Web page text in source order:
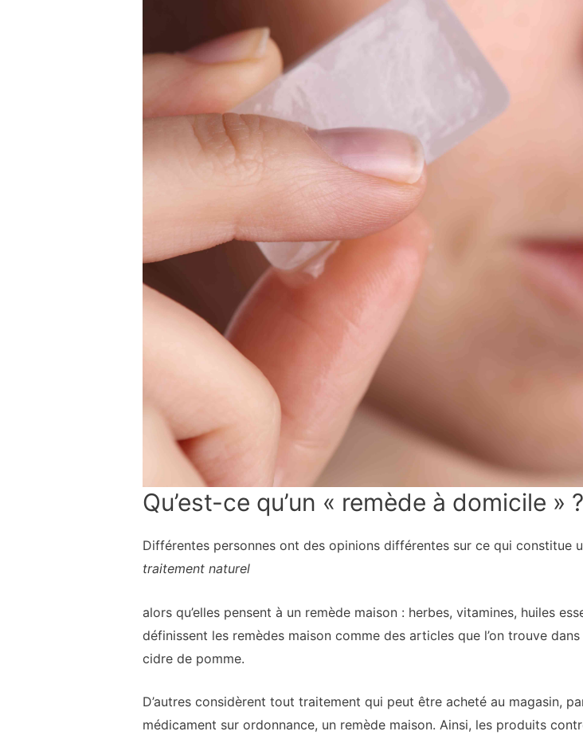
Qu’est-ce qu’un « remède à domicile » ?
Différentes personnes ont des opinions différentes sur ce qui constitue
traitement naturel
alors qu’elles pensent à un remède maison : herbes, vitamines, huiles
définissent les remèdes maison comme des articles que l’on trouve
cidre de pomme.
D’autres considèrent tout traitement qui peut être acheté au magasin,
médicament sur ordonnance, un remède maison. Ainsi, les produits